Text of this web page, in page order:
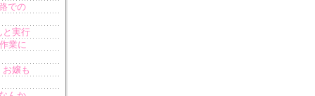
での
と実行
業に
嬢も